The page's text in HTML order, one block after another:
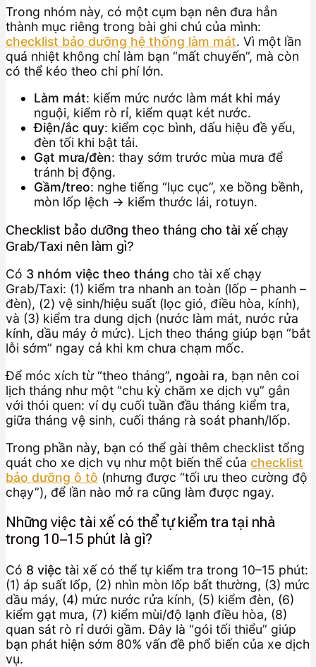
Trong nhóm này, có một cụm bạn nên đưa hẳn
thành mục riêng trong bài ghi chú của mình:
checklist bảo dưỡng hệ thống làm mát. Vì một lần
quá nhiệt không chỉ làm bạn “mất chuyến”, mà còn
có thể kéo theo chi phí lớn.
Làm mát: kiểm mức nước làm mát khi máy
nguội, kiểm rò rỉ, kiểm quạt két nước.
Điện/ắc quy: kiểm cọc bình, dấu hiệu đề yếu,
đèn tối khi bật tải.
Gạt mưa/đèn: thay sớm trước mùa mưa để
tránh bị động.
Gầm/treo: nghe tiếng “lục cục”, xe bồng bềnh,
mòn lốp lệch → kiểm thước lái, rotuyn.
Checklist bảo dưỡng theo tháng cho tài xế chạy
Grab/Taxi nên làm gì?
Có 3 nhóm việc theo tháng cho tài xế chạy
Grab/Taxi: (1) kiểm tra nhanh an toàn (lốp – phanh –
đèn), (2) vệ sinh/hiệu suất (lọc gió, điều hòa, kính),
và (3) kiểm tra dung dịch (nước làm mát, nước rửa
kính, dầu máy ở mức). Lịch theo tháng giúp bạn “bắt
lỗi sớm” ngay cả khi km chưa chạm mốc.
Để móc xích từ “theo tháng”, ngoài ra, bạn nên coi
lịch tháng như một “chu kỳ chăm xe dịch vụ” gắn
với thói quen: ví dụ cuối tuần đầu tháng kiểm tra,
giữa tháng vệ sinh, cuối tháng rà soát phanh/lốp.
Trong phần này, bạn có thể gài thêm checklist tổng
quát cho xe dịch vụ như một biến thể của checklist
bảo dưỡng ô tô (nhưng được “tối ưu theo cường độ
chạy”), để lần nào mở ra cũng làm được ngay.
Những việc tài xế có thể tự kiểm tra tại nhà
trong 10–15 phút là gì?
Có 8 việc tài xế có thể tự kiểm tra trong 10–15 phút:
(1) áp suất lốp, (2) nhìn mòn lốp bất thường, (3) mức
dầu máy, (4) mức nước rửa kính, (5) kiểm đèn, (6)
kiểm gạt mưa, (7) kiểm mùi/độ lạnh điều hòa, (8)
quan sát rò rỉ dưới gầm. Đây là “gói tối thiểu” giúp
bạn phát hiện sớm 80% vấn đề phổ biến của xe dịch
vụ.